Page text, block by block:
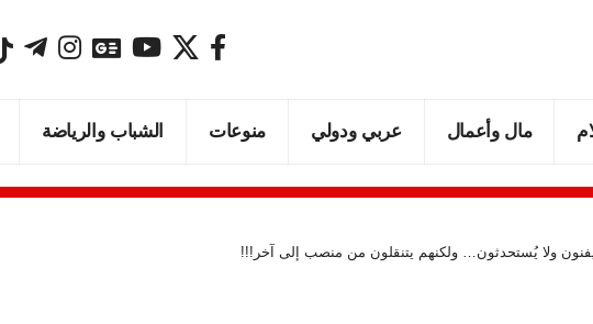
مال وأعمال عربي ودولي منوعات الشباب والرياضة
ولا يُستحدثون… ولكنهم يتنقلون من منصب إلى آخر!!!